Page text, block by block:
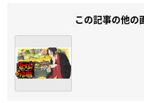
この記事の他の